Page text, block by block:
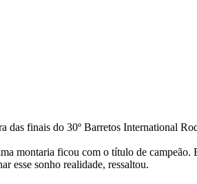
finais do 30º Barretos International
montaria ficou com o título de campeão.
esse sonho realidade, ressaltou.